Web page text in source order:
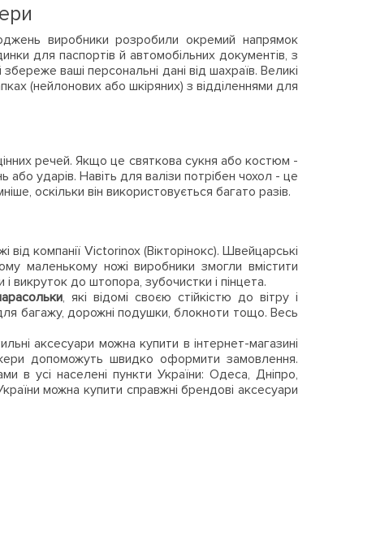
виробники розробили окремий напрямок
для паспортів й автомобільних документів, з
ваші персональні дані від шахраїв. Великі
(нейлонових або шкіряних) з відділеннями для
речей. Якщо це святкова сукня або костюм -
ударів. Навіть для валізи потрібен чохол - це
оскільки він використовується багато разів.
від компанії Victorinox (Вікторінокс). Швейцарські
маленькому ножі виробники змогли вмістити
викруток до штопора, зубочистки і пінцета.
, які відомі своєю стійкістю до вітру і
багажу, дорожні подушки, блокноти тощо. Весь
аксесуари можна купити в інтернет-магазині
допоможуть швидко оформити замовлення.
в усі населені пункти України: Одеса, Дніпро,
можна купити справжні брендові аксесуари